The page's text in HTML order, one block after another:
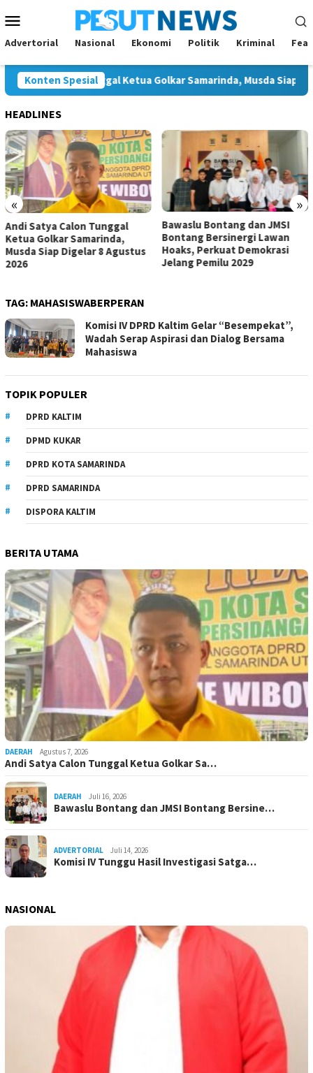
ke
kontenMobile
Advertorial Nasional Ekonomi Politik Kriminal
Konten Spesial
Calon Tunggal Ketua Golkar Samarinda, Musda Siap
HEADLINES
« »
Bawaslu Bontang dan JMSI
Bontang Bersinergi Lawan
Hoaks, Perkuat Demokrasi
Jelang Pemilu 2029
Komisi IV Tunggu Hasil
Investigasi Satgas soal
Dugaan Pelanggaran SPMB
TAG: MAHASISWABERPERAN
Komisi IV DPRD Kaltim Gelar “Besempekat”,
Wadah Serap Aspirasi dan Dialog Bersama
Mahasiswa
TOPIK POPULER
DPRD KALTIM
DPMD KUKAR
DPRD KOTA SAMARINDA
DPRD SAMARINDA
DISPORA KALTIM
BERITA UTAMA
DAERAH Agustus 7, 2026
Andi Satya Calon Tunggal Ketua Golkar Sa…
DAERAH Juli 16, 2026
Bawaslu Bontang dan JMSI Bontang Bersine…
ADVERTORIAL Juli 14, 2026
Komisi IV Tunggu Hasil Investigasi Satga…
NASIONAL